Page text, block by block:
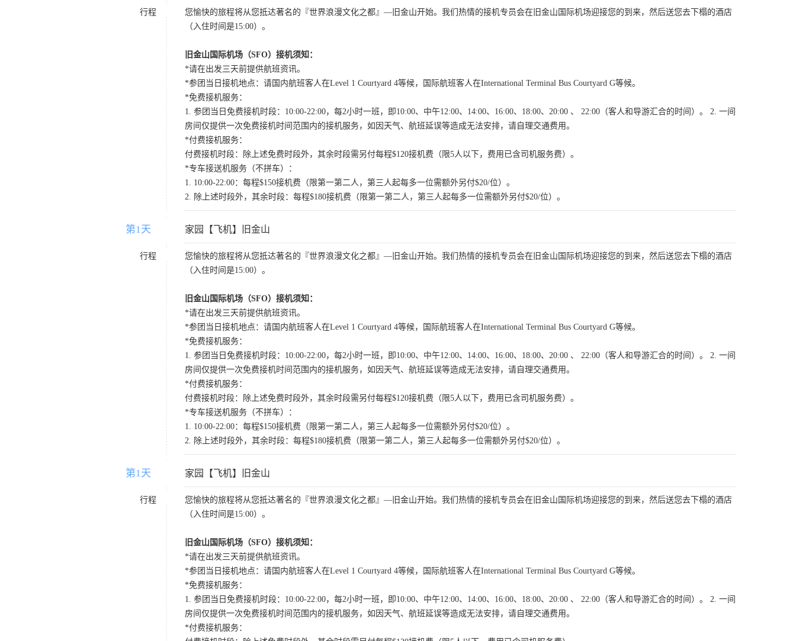
行程
您愉快的旅程将从您抵达著名的『世界浪漫文化之都』—旧金山开始。我们热情的接机专员会在旧金山国际机场迎接您的到来，然后送您去下榻的酒店
（入住时间是15:00）。
旧金山国际机场（SFO）接机须知：
*请在出发三天前提供航班资讯。
*参团当日接机地点：请国内航班客人在Level 1 Courtyard 4等候，国际航班客人在International Terminal Bus Courtyard G等候。
*免费接机服务：
1. 参团当日免费接机时段：10:00-22:00，每2小时一班，即10:00、中午12:00、14:00、16:00、18:00、20:00 、 22:00（客人和导游汇合的时间）。 2. 一间
房间仅提供一次免费接机时间范围内的接机服务，如因天气、航班延误等造成无法安排，请自理交通费用。
*付费接机服务：
付费接机时段：除上述免费时段外，其余时段需另付每程$120接机费（限5人以下，费用已含司机服务费）。
*专车接送机服务（不拼车）：
1. 10:00-22:00：每程$150接机费（限第一第二人，第三人起每多一位需额外另付$20/位）。
2. 除上述时段外，其余时段：每程$180接机费（限第一第二人，第三人起每多一位需额外另付$20/位）。
第1天 家园【飞机】旧金山
行程
您愉快的旅程将从您抵达著名的『世界浪漫文化之都』—旧金山开始。我们热情的接机专员会在旧金山国际机场迎接您的到来，然后送您去下榻的酒店
（入住时间是15:00）。
旧金山国际机场（SFO）接机须知：
*请在出发三天前提供航班资讯。
*参团当日接机地点：请国内航班客人在Level 1 Courtyard 4等候，国际航班客人在International Terminal Bus Courtyard G等候。
*免费接机服务：
1. 参团当日免费接机时段：10:00-22:00，每2小时一班，即10:00、中午12:00、14:00、16:00、18:00、20:00 、 22:00（客人和导游汇合的时间）。 2. 一间
房间仅提供一次免费接机时间范围内的接机服务，如因天气、航班延误等造成无法安排，请自理交通费用。
*付费接机服务：
付费接机时段：除上述免费时段外，其余时段需另付每程$120接机费（限5人以下，费用已含司机服务费）。
*专车接送机服务（不拼车）：
1. 10:00-22:00：每程$150接机费（限第一第二人，第三人起每多一位需额外另付$20/位）。
2. 除上述时段外，其余时段：每程$180接机费（限第一第二人，第三人起每多一位需额外另付$20/位）。
第1天 家园【飞机】旧金山
行程
您愉快的旅程将从您抵达著名的『世界浪漫文化之都』—旧金山开始。我们热情的接机专员会在旧金山国际机场迎接您的到来，然后送您去下榻的酒店
（入住时间是15:00）。
旧金山国际机场（SFO）接机须知：
*请在出发三天前提供航班资讯。
*参团当日接机地点：请国内航班客人在Level 1 Courtyard 4等候，国际航班客人在International Terminal Bus Courtyard G等候。
*免费接机服务：
1. 参团当日免费接机时段：10:00-22:00，每2小时一班，即10:00、中午12:00、14:00、16:00、18:00、20:00 、 22:00（客人和导游汇合的时间）。 2. 一间
房间仅提供一次免费接机时间范围内的接机服务，如因天气、航班延误等造成无法安排，请自理交通费用。
*付费接机服务：